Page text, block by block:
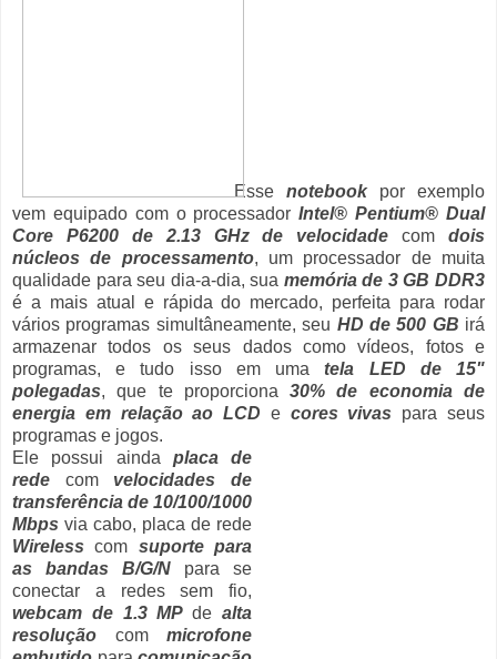
Esse notebook por exemplo
vem equipado com o processadorIntel® Pentium® Dual
Core P6200 de 2.13 GHz de velocidade com dois
núcleos de processamento, um processador de muita
qualidade para seu dia-a-dia, sua memória de 3 GB DDR3
é a mais atual e rápida do mercado, perfeita para rodar
vários programas simultâneamente, seu HD de 500 GB irá
armazenar todos os seus dados como vídeos, fotos e
programas, e tudo isso em umatela LED de 15"
polegadas, que te proporciona30% de economia de
energia em relação ao LCD ecores vivas para seus
programas e jogos.
Ele possui ainda placa de
rede com velocidades de
transferência de 10/100/1000
Mbps via cabo, placa de rede
Wirelesscom suporte para
as bandas B/G/N para se
conectar a redes sem fio,
webcam de 1.3 MPdealta
resolução com microfone